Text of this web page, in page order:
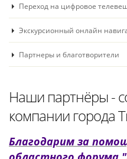
Переход на цифровое
Экскурсионный онлайн
Партнеры и благотворители
Наши партнёры -
компании города
Благодарим за